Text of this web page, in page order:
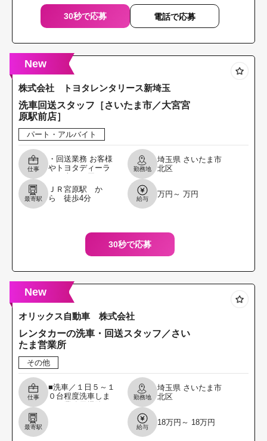
30秒で応募 電話で応募
New
株式会社 トヨタレンタリース新埼玉
洗車回送スタッフ［さいたま市／大宮宮
原駅前店］
パート・アルバイト
仕事
・回送業務 お客様
やトヨタディーラ
し、車両チェック
等を行う。 レンタ
カー店舗間の回送
勤務地
埼玉県 さいたま市
北区
最寄駅
ＪＲ宮原駅 か
ら 徒歩4分
給与
万円～ 万円
30秒で応募
New
オリックス自動車 株式会社
レンタカーの洗車・回送スタッフ／さい
たま営業所
その他
仕事
■洗車／１日５～１
０台程度洗車しま
勤務地
埼玉県 さいたま市
北区
最寄駅 給与
18万円～ 18万円